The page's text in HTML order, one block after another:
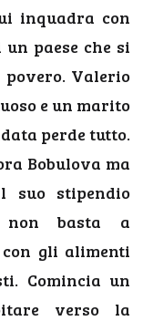
inquadra con
paese che si
povero. Valerio
e un marito
perde tutto.
Bobulova ma
suo stipendio
non basta a
gli alimenti
Comincia un
verso la